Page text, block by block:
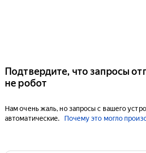
Подтвердите, что запросы
не робот
Нам очень жаль, но запросы с вашего
автоматические.
Почему это могло